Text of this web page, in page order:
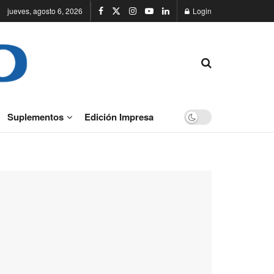
jueves, agosto 6, 2026 Login
Suplementos Edición Impresa